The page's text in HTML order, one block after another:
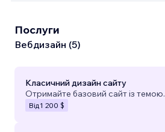
Послуги
Вебдизайн (5)
Класичний дизайн сайту
Отримайте базовий сайт із темою.
Від 1 200 $